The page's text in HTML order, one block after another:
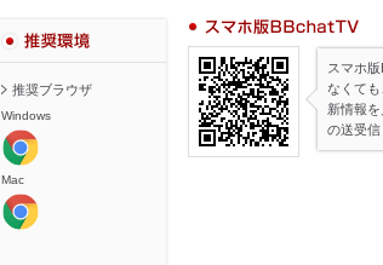
推奨ブラウザ
Windows
Mac
スマホ・携帯版BBchatTV
スマホ
なくて
新情報
の送受信